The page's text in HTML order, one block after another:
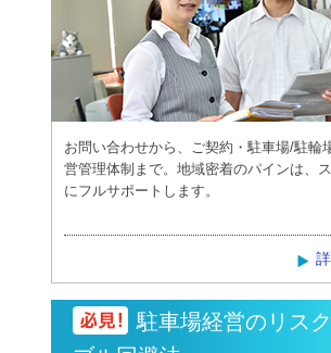
お問い合わせから、ご契約・駐車場/駐輪
営管理体制まで。地域密着のパインは、
にフルサポートします。
駐車場経営のリス